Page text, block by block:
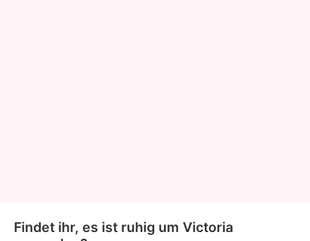
Findet ihr, es ist ruhig um Victoria